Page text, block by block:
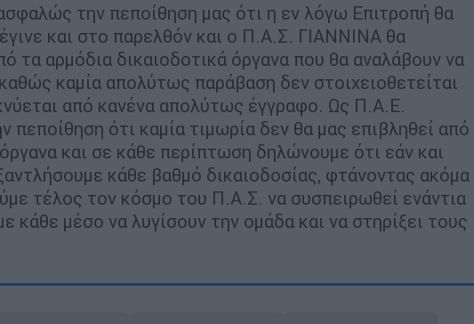
την πεποίθηση μας ότι η εν λόγω Επιτροπή θα
και στο παρελθόν και ο Π.Α.Σ. ΓΙΑΝΝΙΝΑ θα
τα αρμόδια δικαιοδοτικά όργανα που θα αναλάβουν να
καμία απολύτως παράβαση δεν στοιχειοθετείται
από κανένα απολύτως έγγραφο. Ως Π.Α.Ε.
ότι καμία τιμωρία δεν θα μας επιβληθεί από
και σε κάθε περίπτωση δηλώνουμε ότι εάν και
κάθε βαθμό δικαιοδοσίας, φτάνοντας ακόμα
τέλος τον κόσμο του Π.Α.Σ. να συσπειρωθεί ενάντια
κάθε μέσο να λυγίσουν την ομάδα και να στηρίξει τους